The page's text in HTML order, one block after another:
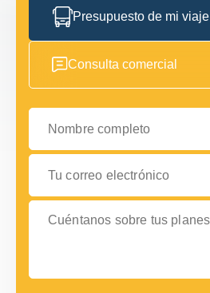
Presupuesto de mi viaje
Consulta comercial
Nombre completo
Tu correo electrónico
Cuéntanos sobre tus planes